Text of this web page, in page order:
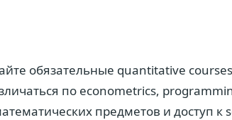
обязательные quantitative
по econometrics,
предметов и доступ к